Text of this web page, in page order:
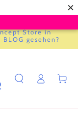
×
Store in
gesehen?
Einloggen